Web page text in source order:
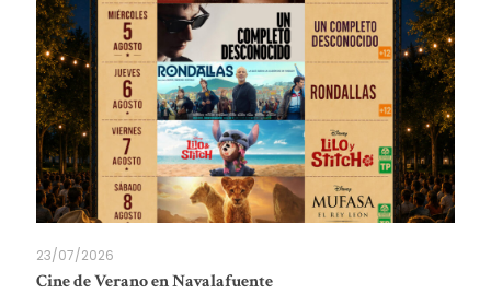
23/07/2026
Cine de Verano en Navalafuente